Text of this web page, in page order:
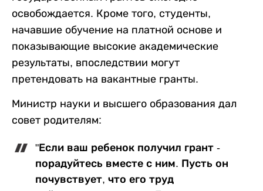
освобождается. Кроме того, студенты,
начавшие обучение на платной основе и
показывающие высокие академические
результаты, впоследствии могут
претендовать на вакантные гранты.
Министр науки и высшего образования дал
совет родителям:
"Если ваш ребенок получил грант -
порадуйтесь вместе с ним. Пусть он
почувствует, что его труд